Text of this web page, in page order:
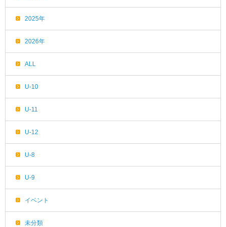
2025年
2026年
ALL
U-10
U-11
U-12
U-8
U-9
イベント
未分類